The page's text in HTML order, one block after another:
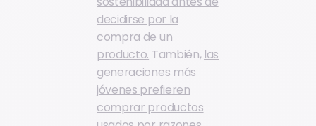
decidirse por la
compra de un
producto. También, las
generaciones más
jóvenes prefieren
comprar productos